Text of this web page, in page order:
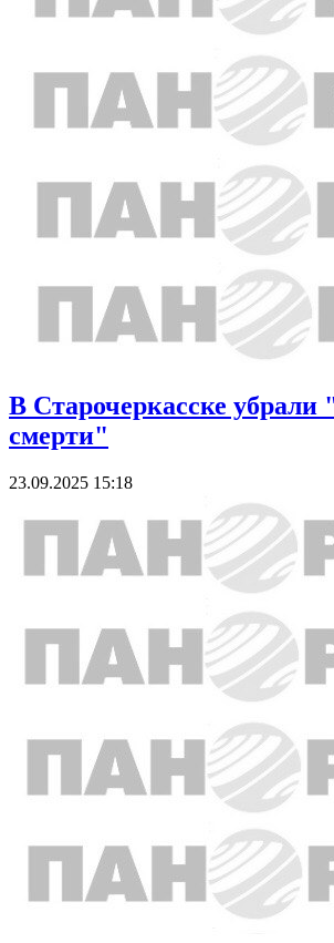
В Старочеркасске убрали
смерти"
23.09.2025 15:18